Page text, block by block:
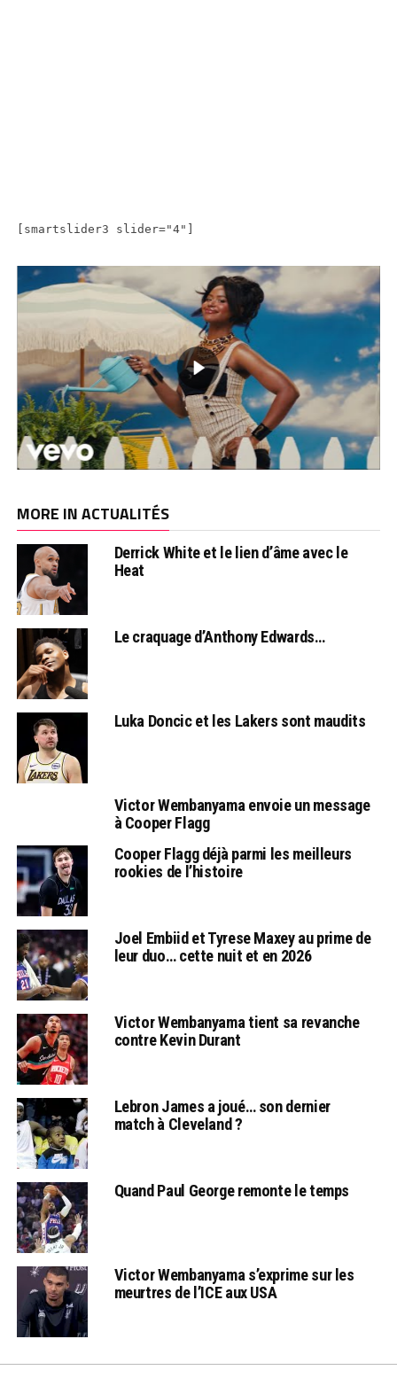
[smartslider3 slider="4"]
MORE IN ACTUALITÉS
Derrick White et le lien d’âme avec le
Heat
Le craquage d’Anthony Edwards…
Luka Doncic et les Lakers sont maudits
Victor Wembanyama envoie un message
à Cooper Flagg
Cooper Flagg déjà parmi les meilleurs
rookies de l’histoire
Joel Embiid et Tyrese Maxey au prime de
leur duo… cette nuit et en 2026
Victor Wembanyama tient sa revanche
contre Kevin Durant
Lebron James a joué… son dernier
match à Cleveland ?
Quand Paul George remonte le temps
Victor Wembanyama s’exprime sur les
meurtres de l’ICE aux USA